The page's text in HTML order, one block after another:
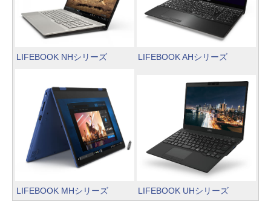
LIFEBOOK NHシリーズ LIFEBOOK AHシリーズ
LIFEBOOK MHシリーズ LIFEBOOK UHシリーズ